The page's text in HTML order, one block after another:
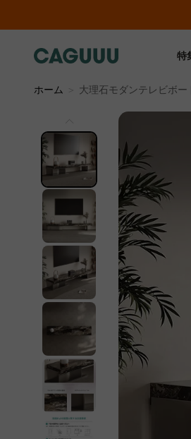
特
ホーム 大理石モダンテレビボー